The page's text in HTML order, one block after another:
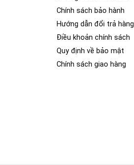
Chính sách bảo hành
Hướng dẫn đổi trả hàng
Điều khoản chính sách
Quy định về bảo mật
Chính sách giao hàng